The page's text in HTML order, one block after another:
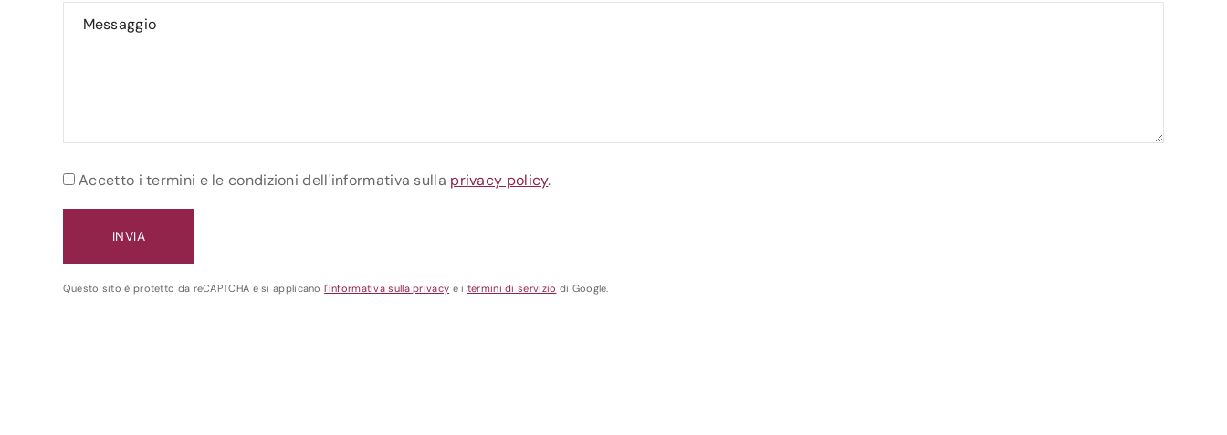
Accetto i termini e le condizioni dell'informativa sulla privacy policy.
Questo sito è protetto da reCAPTCHA e si applicanol'Informativa sulla privacy e i termini di servizio di Google.